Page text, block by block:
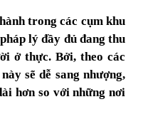
trong các cụm khu
lý đầy đủ đang thu
ở thực. Bởi, theo các
sẽ dễ sang nhượng,
hơn so với những nơi